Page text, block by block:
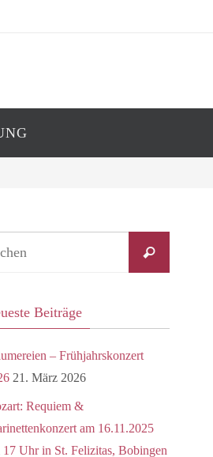
Suchen
Beiträge
– Frühjahrskonzert
21. März 2026
Requiem &
am 16.11.2025
17 Uhr in St. Felizitas, Bobingen